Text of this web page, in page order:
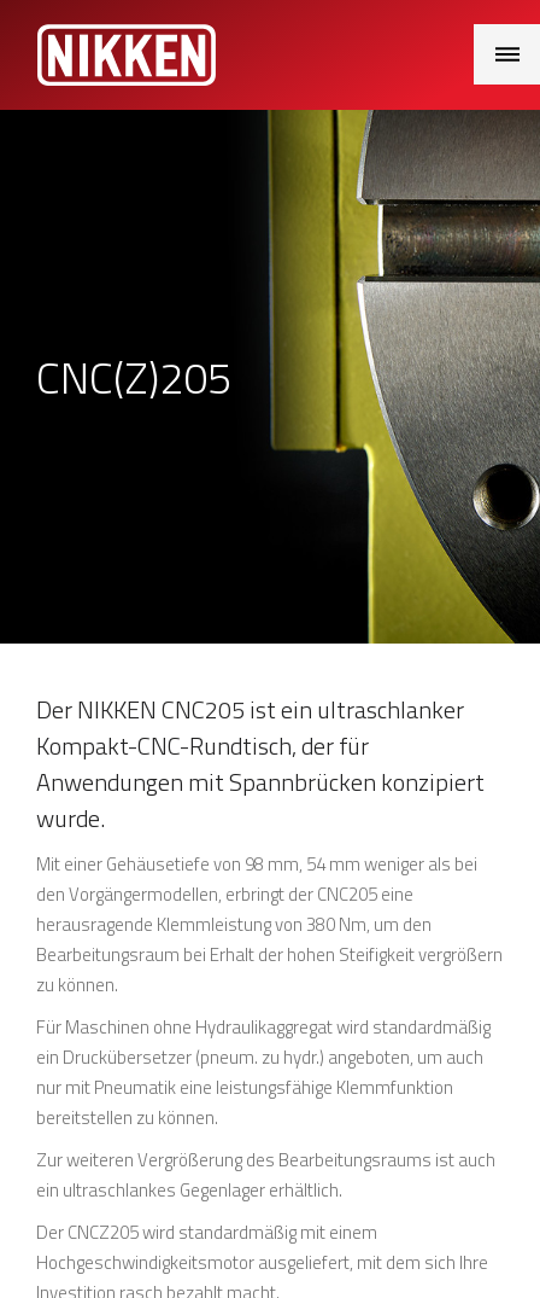
Menu
CNC(Z)205
Der NIKKEN CNC205 ist ein ultraschlanker
Kompakt-CNC-Rundtisch, der für
Anwendungen mit Spannbrücken konzipiert
wurde.
Mit einer Gehäusetiefe von 98 mm, 54 mm weniger als bei
den Vorgängermodellen, erbringt der CNC205 eine
herausragende Klemmleistung von 380 Nm, um den
Bearbeitungsraum bei Erhalt der hohen Steifigkeit vergrößern
zu können.
Für Maschinen ohne Hydraulikaggregat wird standardmäßig
ein Druckübersetzer (pneum. zu hydr.) angeboten, um auch
nur mit Pneumatik eine leistungsfähige Klemmfunktion
bereitstellen zu können.
Zur weiteren Vergrößerung des Bearbeitungsraums ist auch
ein ultraschlankes Gegenlager erhältlich.
Der CNCZ205 wird standardmäßig mit einem
Hochgeschwindigkeitsmotor ausgeliefert, mit dem sich Ihre